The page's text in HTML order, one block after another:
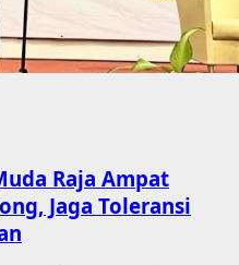
Raja Ampat
Jaga Toleransi